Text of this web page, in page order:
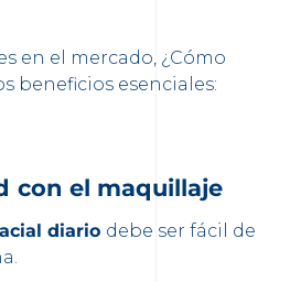
en el mercado, ¿Cómo
beneficios esenciales:
con el maquillaje
diario debe ser fácil de